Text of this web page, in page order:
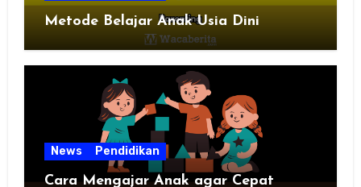
Metode Belajar Anak Usia Dini
News Pendidikan
Cara Mengajar Anak agar Cepat